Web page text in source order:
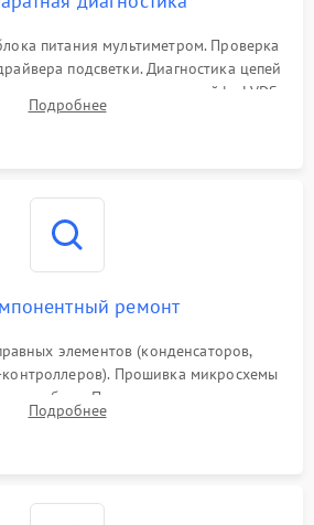
питания мультиметром. Проверка
подсветки. Диагностика цепей
сигналов на шлейфе LVDS
Подробнее
ремонт
элементов (конденсаторов,
Прошивка микросхемы
сбоях. При поломке подсветки —
и замена выгоревших светодиодов.
Подробнее